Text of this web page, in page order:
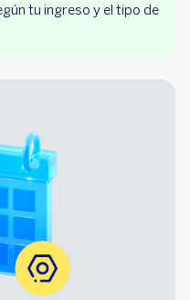
tu ingreso y el tipo de